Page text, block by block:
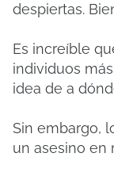
despiertas.
Es increíble
individuos
idea de a
Sin embargo,
un asesino en